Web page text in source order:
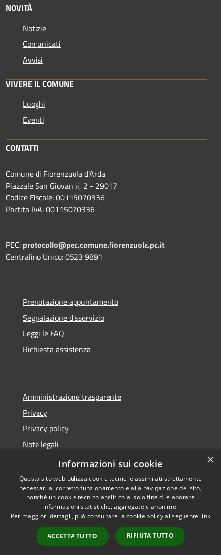
NOVITÀ
Notizie
Comunicati
Avvisi
VIVERE IL COMUNE
Luoghi
Eventi
CONTATTI
Comune di Fiorenzuola d'Arda
Piazzale San Giovanni, 2 - 29017
Codice Fiscale: 00115070336
Partita IVA: 00115070336
PEC: protocollo@pec.comune.fiorenzuola.pc.it
Centralino Unico: 0523 9891
Prenotazione appuntamento
Segnalazione disservizio
Leggi le FAQ
Richiesta assistenza
Amministrazione trasparente
Privacy
Privacy policy
Note legali
Dichiarazione di accessibilità
Accessibilità
Copyright © 2026 • Comune di
Fiorenzuola d'Arda • Powered
byMunicipium
Accesso
redazione
×
Informazioni sui cookie
Questo sito web utilizza cookie tecnici e assimilati strettamente
necessari al corretto funzionamento e alla navigazione del sito,
nonché un cookie tecnico analitico al solo fine di elaborare
informazioni statistiche, aggregate e anonime.
Per maggiori dettagli, può consultare la cookie policy al seguente link
ACCETTA TUTTO RIFIUTA TUTTO